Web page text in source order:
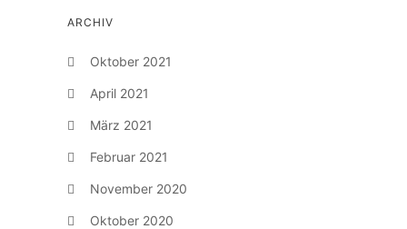
ARCHIV
Oktober 2021
April 2021
März 2021
Februar 2021
November 2020
Oktober 2020